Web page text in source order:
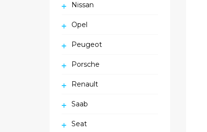
Nissan
Opel
Peugeot
Porsche
Renault
Saab
Seat